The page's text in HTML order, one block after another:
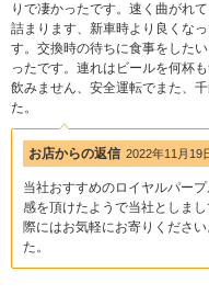
りで凄かったです。速く曲がれ
詰まります、新車時より良くな
す。交換時の待ちに食事をした
ったです。連れはビールを何杯
飲みません、安全運転でまた、
た。
お店からの返信 2022年11月19
当社おすすめのロイヤルパー
感を頂けたようで当社としま
際にはお気軽にお寄りくださ
た。